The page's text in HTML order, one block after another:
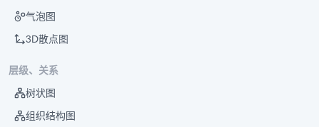
气泡图
3D散点图
层级、关系
树状图
组织结构图